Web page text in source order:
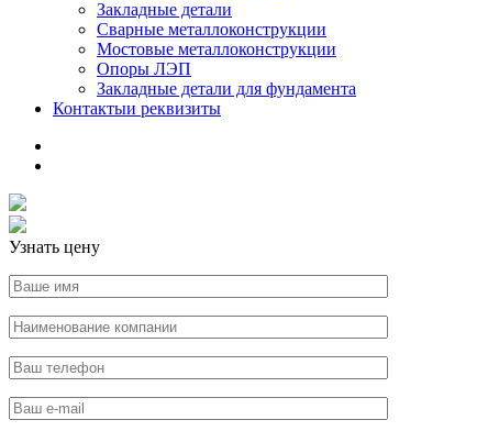
Закладные детали
Сварные металлоконструкции
Мостовые металлоконструкции
Опоры ЛЭП
Закладные детали для фундамента
Контактыи реквизиты
Узнать цену